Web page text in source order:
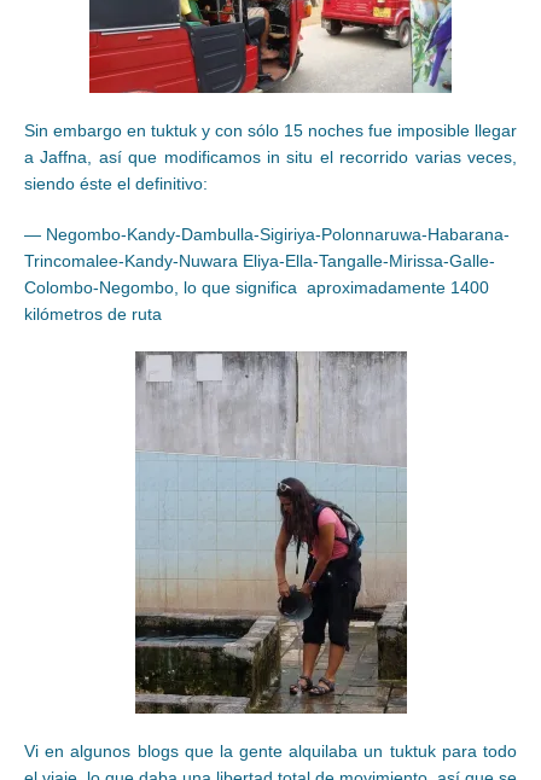
Sin embargo en tuktuk y con sólo 15 noches fue imposible llegar
a Jaffna, así que modificamos in situ el recorrido varias veces,
siendo éste el definitivo:
— Negombo-Kandy-Dambulla-Sigiriya-Polonnaruwa-Habarana-
Trincomalee-Kandy-Nuwara Eliya-Ella-Tangalle-Mirissa-Galle-
Colombo-Negombo, lo que significa aproximadamente 1400
kilómetros de ruta
Vi en algunos blogs que la gente alquilaba un tuktuk para todo